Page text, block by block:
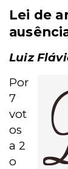
Lei de
Luiz
Por
7
vot
os
a 2
o